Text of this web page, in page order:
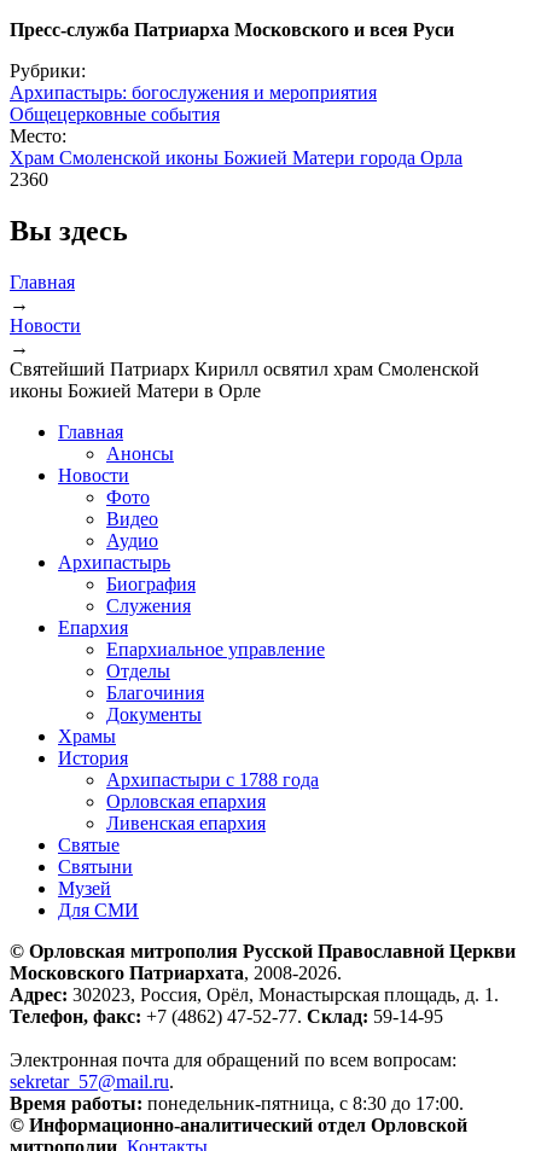
Пресс-служба Патриарха Московского и всея Руси
Рубрики:
Архипастырь: богослужения и мероприятия
Общецерковные события
Место:
Храм Смоленской иконы Божией Матери города Орла
2360
Вы здесь
Главная
→
Новости
→
Святейший Патриарх Кирилл освятил храм Смоленской
иконы Божией Матери в Орле
Главная
Анонсы
Новости
Фото
Видео
Аудио
Архипастырь
Биография
Служения
Епархия
Епархиальное управление
Отделы
Благочиния
Документы
Храмы
История
Архипастыри с 1788 года
Орловская епархия
Ливенская епархия
Святые
Святыни
Музей
Для СМИ
© Орловская митрополия Русской Православной Церкви
Московского Патриархата, 2008-2026.
Адрес: 302023, Россия, Орёл, Монастырская площадь, д. 1.
Телефон, факс: +7 (4862) 47-52-77. Склад: 59-14-95
Электронная почта для обращений по всем вопросам:
sekretar_57@mail.ru.
Время работы: понедельник-пятница, с 8:30 до 17:00.
© Информационно-аналитический отдел Орловской
митрополии Контакты